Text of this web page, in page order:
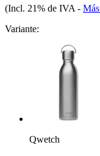
(Incl. 21% de IVA -
Variante:
Qwetch